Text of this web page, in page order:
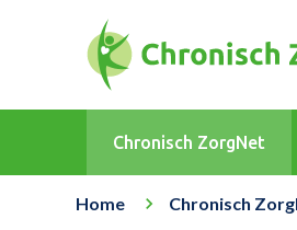
Chronisch ZorgNet
Home Chronisch